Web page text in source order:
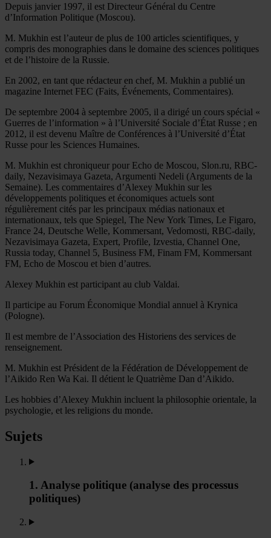
Depuis janvier 1997, il est Directeur Général du Centre
d’Information Politique (Moscou).
M. Mukhin est l’auteur de plus de 100 articles scientifiques, y
compris des monographies dans le domaine des sciences politiques
et de l’histoire de la Russie.
En 2002, en tant que rédacteur en chef, M. Mukhin a publié un
magazine Internet FEC (Faits, Événements, Commentaires).
De septembre 2004 à septembre 2005, il a dirigé un cours spécial «
Guerres de l’information » à l’Université Sociale d’État Russe ; en
2012, il est devenu Maître de Conférences à l’Université d’État
Russe pour les Sciences Humaines.
M. Mukhin est chroniqueur pour Echo de Moscou, Slon.ru, RBC-
daily, Nezavisimaya Gazeta, Argumenti Nedeli (Arguments de la
Semaine). Les commentaires d’Alexey Mukhin sur les
développements politiques et économiques actuels sont
régulièrement cités par les principaux médias nationaux et
internationaux, tels que Spiegel, The New York Times, Le Figaro,
France 24, Deutsche Welle, Kommersant, Vedomosti, RBC-daily,
Nezavisimaya Gazeta, Expert, Profile, Izvestia, Channel One,
Russia today, Channel 5, Business FM, Finam FM, Kommersant
FM, Echo de Moscou et bien d’autres.
Alexey Mukhin est participant au club Valdai.
Il participe au Forum Économique Mondial annuel à Krynica
(Pologne).
Il est membre de l’Association des Historiens des services de
renseignement.
M. Mukhin est Président de la Fédération de Développement de
l’Aikido Ren Wa Kai. Il détient le Quatrième Dan d’Aikido.
Les hobbies d’Alexey Mukhin incluent la philosophie orientale, la
psychologie, et les religions du monde.
Sujets
1. Analyse politique (analyse des processus
politiques)